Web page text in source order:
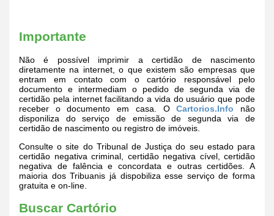
Importante
Não é possível imprimir a certidão de nascimento
diretamente na internet, o que existem são empresas que
entram em contato com o cartório responsável pelo
documento e intermediam o pedido de segunda via de
certidão pela internet facilitando a vida do usuário que pode
receber o documento em casa. OCartorios.Info não
disponiliza do serviço de emissão de segunda via de
certidão de nascimento ou registro de imóveis.
Consulte o site do Tribunal de Justiça do seu estado para
certidão negativa criminal, certidão negativa cível, certidão
negativa de falência e concordata e outras certidões. A
maioria dos Tribuanis já dispobiliza esse serviço de forma
gratuita e on-line.
Buscar Cartório